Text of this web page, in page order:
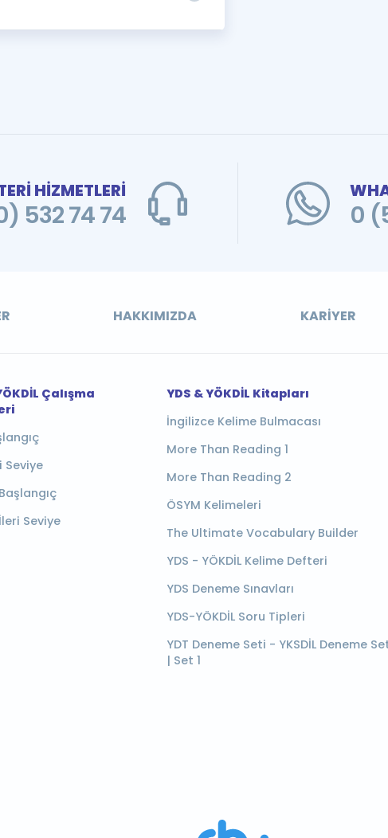
HİZMETLERİ
532 74 74 0
HAKKIMIZDA KARIYER
Çalışma
Seviye
Seviye
YDS & YÖKDİL Kitapları
İngilizce Kelime Bulmacası
More Than Reading 1
More Than Reading 2
ÖSYM Kelimeleri
The Ultimate Vocabulary Builder
YDS - YÖKDİL Kelime Defteri
YDS Deneme Sınavları
YDS-YÖKDİL Soru Tipleri
YDT Deneme Seti - YKSDİL Deneme
| Set 1